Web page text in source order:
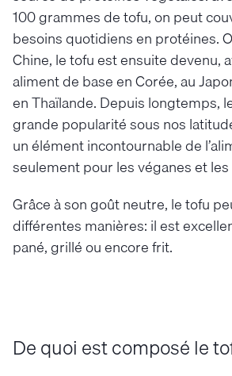
100 grammes de tofu, on peut
besoins quotidiens en protéines.
Chine, le tofu est ensuite devenu,
aliment de base en Corée, au
en Thaïlande. Depuis longtemps,
grande popularité sous nos
un élément incontournable de
seulement pour les véganes et
Grâce à son goût neutre, le tofu
différentes manières: il est
pané, grillé ou encore frit.
De quoi est composé le